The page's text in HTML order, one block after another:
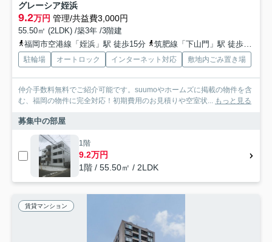
グレーシア姪浜
9.2万円 管理/共益費3,000円
55.50㎡ (2LDK) /築3年 /3階建
福岡市空港線「姪浜」駅 徒歩15分
筑肥線「下山門」駅 徒歩16分
駐輪場 オートロック インターネット対応 敷地内ごみ置き場
仲介手数料無料でご紹介可能です。suumoやホームズに掲載の物件を含
む、福岡の物件に完全対応！初期費用のお見積りや空室状... もっと見る
募集中の部屋
1階
9.2万円
1階 / 55.50㎡ / 2LDK
賃貸マンション